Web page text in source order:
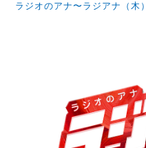
ラジオのアナ〜ラジアナ（木）